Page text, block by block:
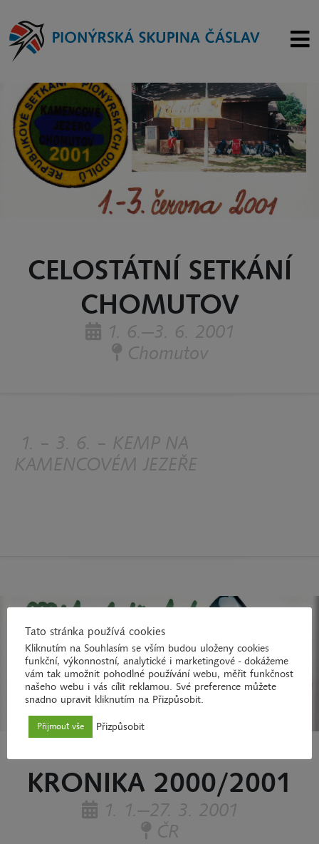
CELOSTÁTNÍ SETKÁNÍ
CHOMUTOV
1. 6.—3. 6. 2001
Chomutov
1. – 3. 6. – KEMP NA
KAMENCOVÉM JEZEŘE
KRONIKA 2000/2001
1. 1.—27. 3. 2001
ČR
Tato stránka používá cookies
Kliknutím na Souhlasím se vším budou uloženy cookies
funkční, výkonnostní, analytické i marketingové - dokážeme
vám tak umožnit pohodlné používání webu, měřit funkčnost
našeho webu i vás cílit reklamou. Své preference můžete
snadno upravit kliknutím na Přizpůsobit.
Přijmout vše Přizpůsobit